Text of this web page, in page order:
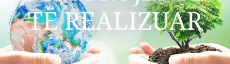
TË REALIZUAR